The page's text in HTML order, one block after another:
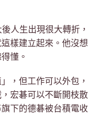
人生出現很大轉折，
樣建立起來。他沒想
懂。
，但工作可以外包，
宏碁可以不斷開枝散
下的德碁被台積電收